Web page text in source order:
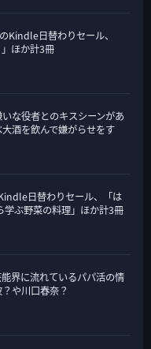
Kindle日替わりセール、
」ほか計3冊
な役者とのキスシーンがあ
酒を飲んで嫌がらせをす
日替わりセール、「は
学ぶ野菜の料理」ほか計3冊
界に流れているパパ活の情
や川口春奈？